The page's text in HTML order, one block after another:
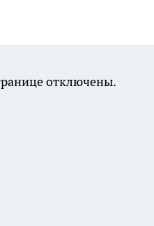
отключены.